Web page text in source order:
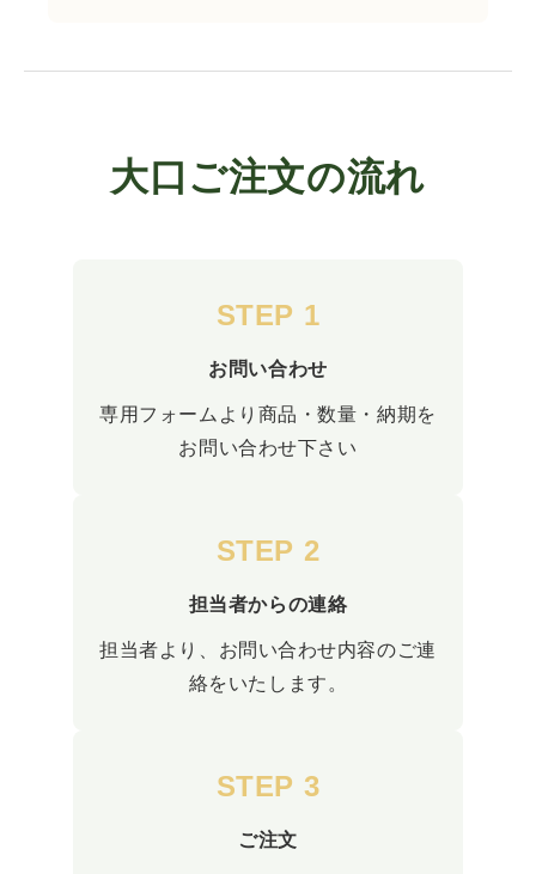
大口ご注文の流れ
STEP 1
お問い合わせ
専用フォームより商品・数量・納期を
お問い合わせ下さい
STEP 2
担当者からの連絡
担当者より、お問い合わせ内容のご連
絡をいたします。
STEP 3
ご注文